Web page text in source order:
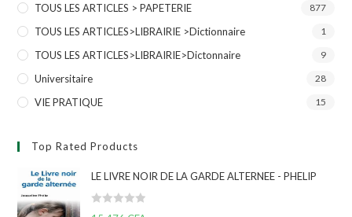
TOUS LES ARTICLES > PAPETERIE 877
TOUS LES ARTICLES>LIBRAIRIE >Dictionnaire 1
TOUS LES ARTICLES>LIBRAIRIE>Dictonnaire 9
Universitaire 28
VIE PRATIQUE 15
Top Rated Products
LE LIVRE NOIR DE LA GARDE ALTERNEE - PHELIP
N